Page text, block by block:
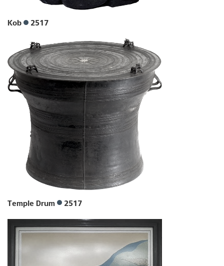
Kob 2517
Temple Drum 2517